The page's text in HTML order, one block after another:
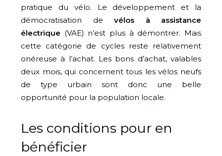
pratique du vélo. Le développement et la
démocratisation de vélos à assistance
électrique (VAE) n’est plus à démontrer. Mais
cette catégorie de cycles reste relativement
onéreuse à l’achat. Les bons d’achat, valables
deux mois, qui concernent tous les vélos neufs
de type urbain sont donc une belle
opportunité pour la population locale.
Les conditions pour en
bénéficier